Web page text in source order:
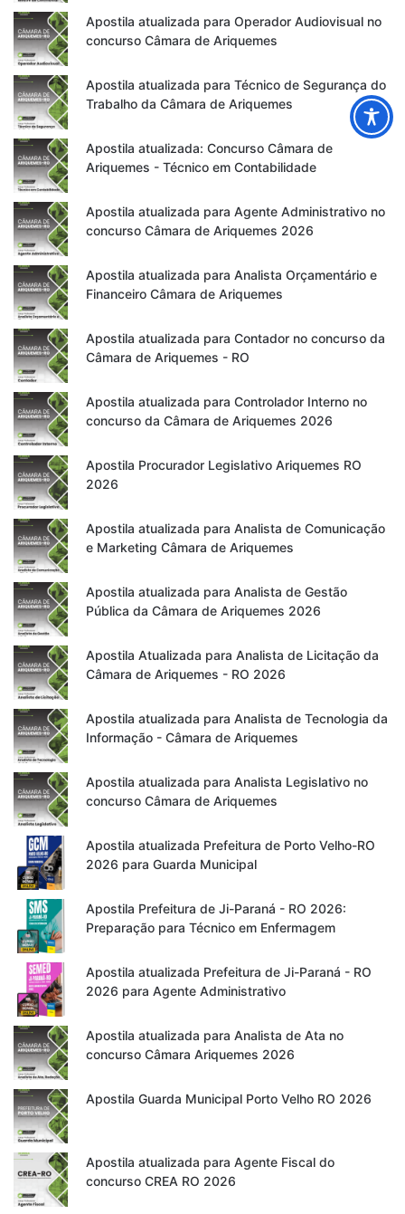
Apostila atualizada para Operador Audiovisual no
concurso Câmara de Ariquemes
Apostila atualizada para Técnico de Segurança do
Trabalho da Câmara de Ariquemes
Apostila atualizada: Concurso Câmara de
Ariquemes - Técnico em Contabilidade
Apostila atualizada para Agente Administrativo no
concurso Câmara de Ariquemes 2026
Apostila atualizada para Analista Orçamentário e
Financeiro Câmara de Ariquemes
Apostila atualizada para Contador no concurso da
Câmara de Ariquemes - RO
Apostila atualizada para Controlador Interno no
concurso da Câmara de Ariquemes 2026
Apostila Procurador Legislativo Ariquemes RO
2026
Apostila atualizada para Analista de Comunicação
e Marketing Câmara de Ariquemes
Apostila atualizada para Analista de Gestão
Pública da Câmara de Ariquemes 2026
Apostila Atualizada para Analista de Licitação da
Câmara de Ariquemes - RO 2026
Apostila atualizada para Analista de Tecnologia da
Informação - Câmara de Ariquemes
Apostila atualizada para Analista Legislativo no
concurso Câmara de Ariquemes
Apostila atualizada Prefeitura de Porto Velho-RO
2026 para Guarda Municipal
Apostila Prefeitura de Ji-Paraná - RO 2026:
Preparação para Técnico em Enfermagem
Apostila atualizada Prefeitura de Ji-Paraná - RO
2026 para Agente Administrativo
Apostila atualizada para Analista de Ata no
concurso Câmara Ariquemes 2026
Apostila Guarda Municipal Porto Velho RO 2026
Apostila atualizada para Agente Fiscal do
concurso CREA RO 2026